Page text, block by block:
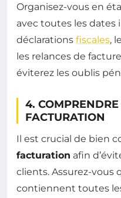
Organisez-vous en
avec toutes les dates
déclarations fiscales,
les relances de
éviterez les oublis
4. COMPRENDRE
FACTURATION
Il est crucial de bien
facturation afin
clients. Assurez-vous
contiennent toutes